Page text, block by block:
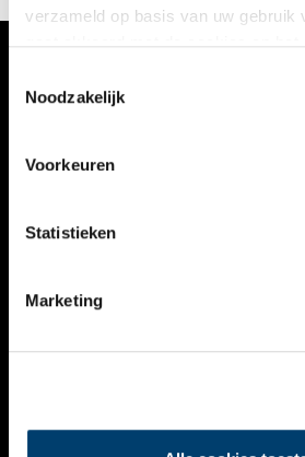
verzameld op basis van uw gebruik
Noodzakelijk
Voorkeuren
Statistieken
Marketing
VERHALEN
KALENDER
THEMA’S
VIDEO’S
CONTACT